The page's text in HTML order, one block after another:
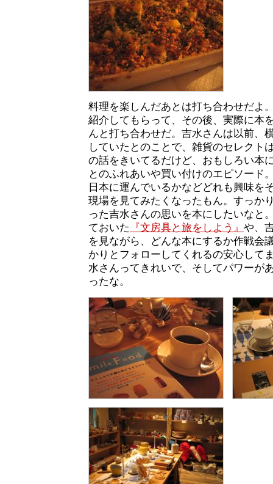
料理を楽しんだあとは打ち合わせだよ
紹介してもらって、その後、実際に本
んと打ち合わせだ。吉水さんは以前、
していたとのことで、雑貨のセレクト
の話をきいてるだけど、おもしろい本
とのふれあいや買い付けのエピソード
日本に運んでいるかなどどれも興味を
現場を見てみたくなったもん。すっか
った吉水さんの思いを本にしたいなと
ておいた
『文房具と旅をしよう』 や、
を見ながら、どんな本にするか作戦会
かりとフォローしてくれるの安心して
水さんってきれいで、そしてパワーが
ったな。